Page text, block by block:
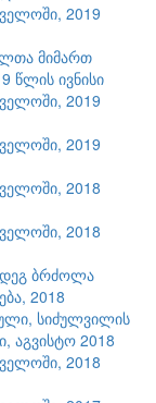
2019
მიმართ
წლის ივნისი
2019
2019
2018
2018
ბრძოლა
2018
სიძულვილის
აგვისტო 2018
2018